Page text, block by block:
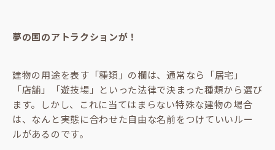
夢の国のアトラクションが！
建物の用途を表す「種類」の欄は、通常なら「居宅」
「店舗」「遊技場」といった法律で決まった種類から選び
ます。しかし、これに当てはまらない特殊な建物の場合
は、なんと実態に合わせた自由な名前をつけていいルー
ルがあるのです。